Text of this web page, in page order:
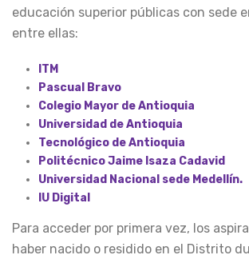
educación superior públicas con sede
entre ellas:
ITM
Pascual Bravo
Colegio Mayor de Antioquia
Universidad de Antioquia
Tecnológico de Antioquia
Politécnico Jaime Isaza Cadavid
Universidad Nacional sede Medellín.
IU Digital
Para acceder por primera vez, los
haber nacido o residido en el Distrito